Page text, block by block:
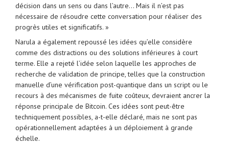
décision dans un sens ou dans l’autre… Mais il n’est pas
nécessaire de résoudre cette conversation pour réaliser des
progrès utiles et significatifs. »
Narula a également repoussé les idées qu’elle considère
comme des distractions ou des solutions inférieures à court
terme. Elle a rejeté l’idée selon laquelle les approches de
recherche de validation de principe, telles que la construction
manuelle d’une vérification post-quantique dans un script ou le
recours à des mécanismes de fuite coûteux, devraient ancrer la
réponse principale de Bitcoin. Ces idées sont peut-être
techniquement possibles, a-t-elle déclaré, mais ne sont pas
opérationnellement adaptées à un déploiement à grande
échelle.